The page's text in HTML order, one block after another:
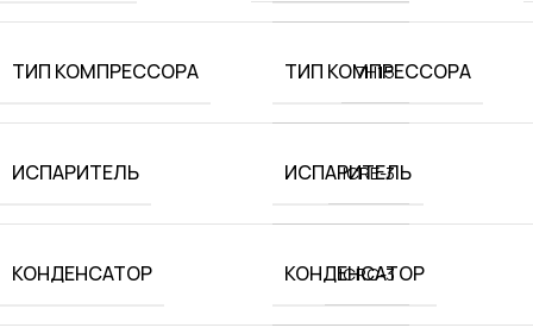
ТИП КОМПРЕССОРА 7H15
ИСПАРИТЕЛЬ ICRE-3
КОНДЕНСАТОР ICRC-3
ТИП КОМПРЕССОРА
ИСПАРИТЕЛЬ
КОНДЕНСАТОР